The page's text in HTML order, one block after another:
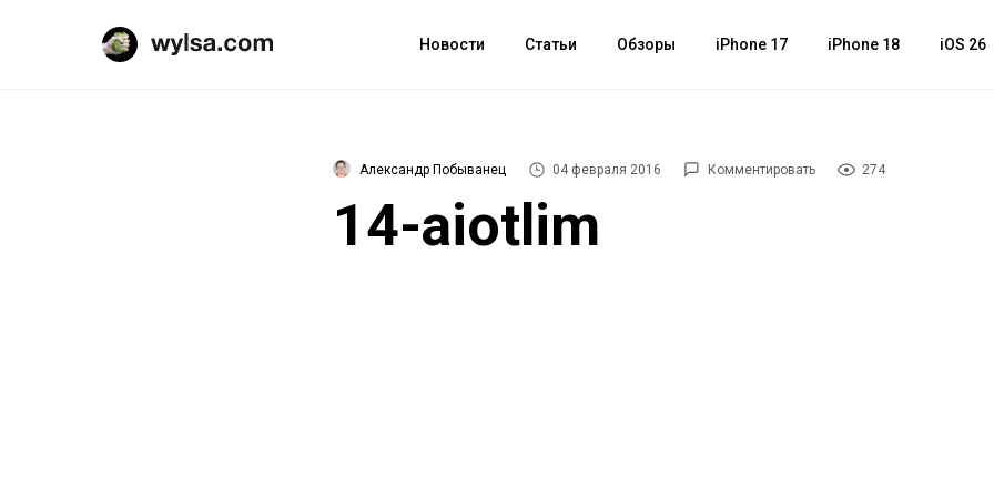
Новости Статьи Обзоры iPhone 17 iPhone 18 iOS 26
Александр Побыванец 04 февраля 2016 Комментировать 274
14-aiotlim